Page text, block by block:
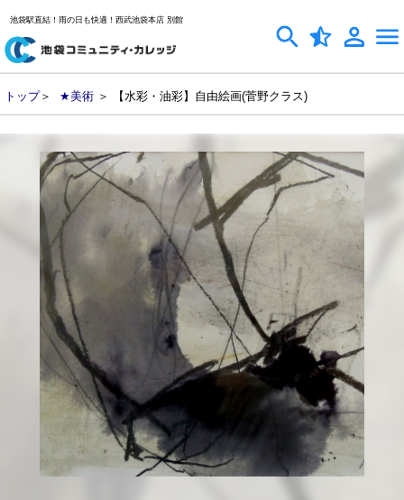
池袋駅直結！雨の日も快適！西武池袋本店 別館
トップ＞ ★美術 ＞ 【水彩・油彩】自由絵画(菅野クラス)